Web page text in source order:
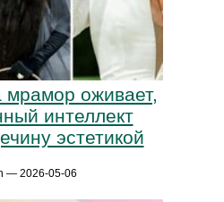
мрамор оживает,
интеллект
эстетикой
— 2026-05-06